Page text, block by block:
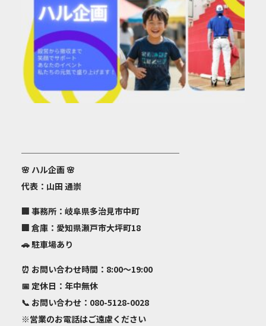
───────────────────
🌸 ハル企画🌸
代表：山田 通崇
🏢 事務所：岐阜県多治見市中町
🏢 倉庫：愛知県瀬戸市大坪町18
🚗 駐車場あり
⏰ お問い合わせ時間：8:00～19:00
📅 定休日：年中無休
📞 お問い合わせ：080-5128-0028
※営業のお電話はご遠慮ください